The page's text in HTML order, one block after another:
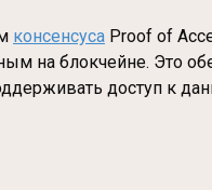
консенсуса Proof of
на блокчейне. Это
доступ к